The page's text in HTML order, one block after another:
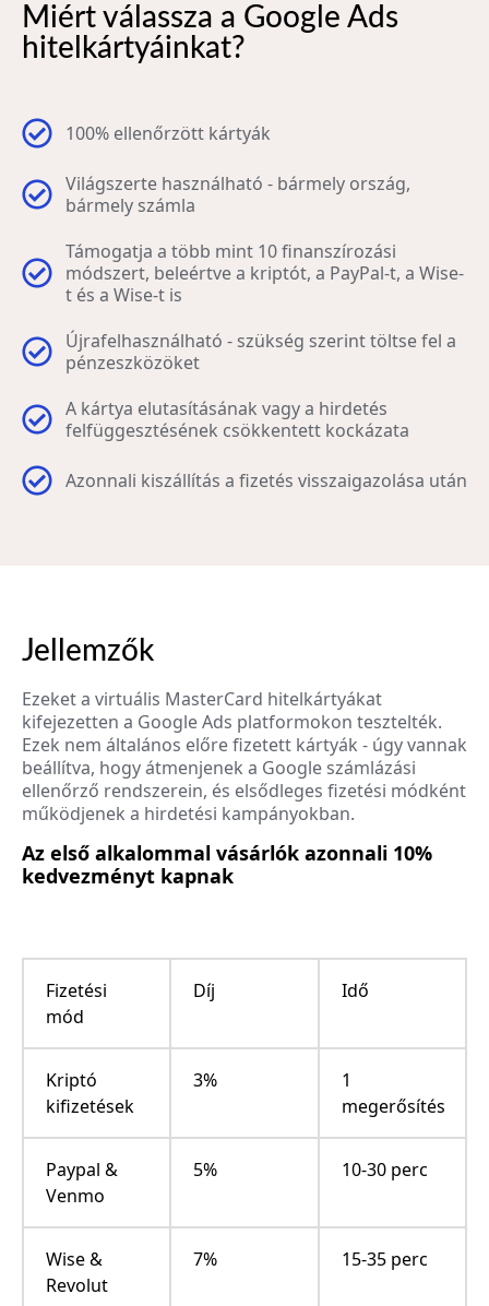
Miért válassza a Google Ads
hitelkártyáinkat?
100% ellenőrzött kártyák
Világszerte használható - bármely ország,
bármely számla
Támogatja a több mint 10 finanszírozási
módszert, beleértve a kriptót, a PayPal-t, a Wise-
t és a Wise-t is
Újrafelhasználható - szükség szerint töltse fel a
pénzeszközöket
A kártya elutasításának vagy a hirdetés
felfüggesztésének csökkentett kockázata
Azonnali kiszállítás a fizetés visszaigazolása után
Jellemzők
Ezeket a virtuális MasterCard hitelkártyákat
kifejezetten a Google Ads platformokon tesztelték.
Ezek nem általános előre fizetett kártyák - úgy vannak
beállítva, hogy átmenjenek a Google számlázási
ellenőrző rendszerein, és elsődleges fizetési módként
működjenek a hirdetési kampányokban.
Az első alkalommal vásárlók azonnali 10%
kedvezményt kapnak
Fizetési
mód
Díj Idő
Kriptó
kifizetések
3%
1
megerősítés
Paypal &
Venmo
5% 10-30 perc
Wise &
Revolut
7% 15-35 perc